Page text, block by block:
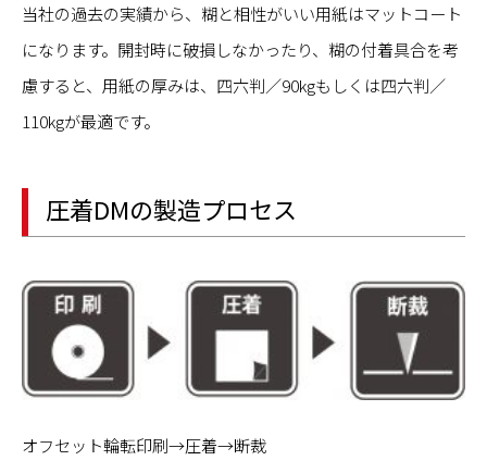
当社の過去の実績から、糊と相性がいい用紙はマットコート
になります。開封時に破損しなかったり、糊の付着具合を考
慮すると、用紙の厚みは、四六判／90kgもしくは四六判／
110kgが最適です。
圧着DMの製造プロセス
オフセット輪転印刷→圧着→断裁